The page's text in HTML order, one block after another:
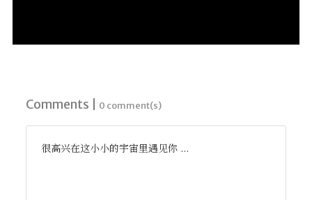
Comments | 0 comment(s)